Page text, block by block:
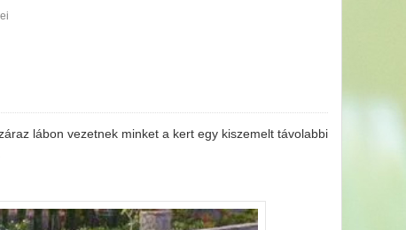
lábon vezetnek minket a kert egy kiszemelt távolabbi